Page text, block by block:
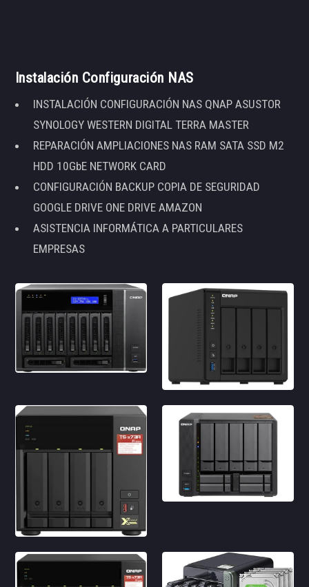
Instalación Configuración NAS
INSTALACIÓN CONFIGURACIÓN NAS QNAP ASUSTOR
SYNOLOGY WESTERN DIGITAL TERRA MASTER
REPARACIÓN AMPLIACIONES NAS RAM SATA SSD M2
HDD 10GbE NETWORK CARD
CONFIGURACIÓN BACKUP COPIA DE SEGURIDAD
GOOGLE DRIVE ONE DRIVE AMAZON
ASISTENCIA INFORMÁTICA A PARTICULARES
EMPRESAS